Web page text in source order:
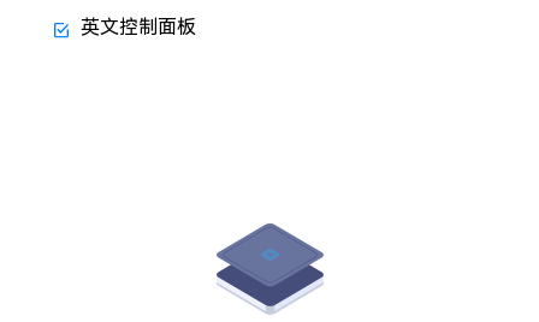
英文控制面板